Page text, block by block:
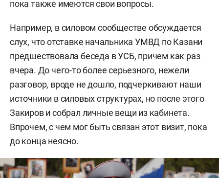
пока также имеются свои вопросы.
Например, в силовом сообществе обсуждается
слух, что отставке начальника УМВД по Казани
предшествовала беседа в УСБ, причем как раз
вчера. До чего-то более серьезного, нежели
разговор, вроде не дошло, подчеркивают наши
источники в силовых структурах, но после этого
Закиров и собрал личные вещи из кабинета.
Впрочем, с чем мог быть связан этот визит, пока
до конца неясно.